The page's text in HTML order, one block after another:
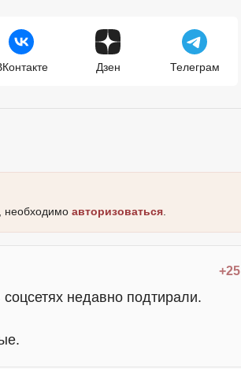
Дзен Телеграм
необходимо авторизоваться
+25
недавно подтирали.